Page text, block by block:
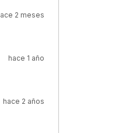
2 meses
hace 1 año
hace 2 años